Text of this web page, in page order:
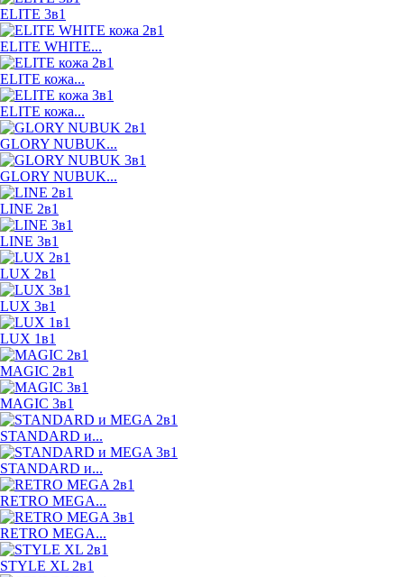
ELITE 3в1
ELITE WHITE...
ELITE кожа...
ELITE кожа...
GLORY NUBUK...
GLORY NUBUK...
LINE 2в1
LINE 3в1
LUX 2в1
LUX 3в1
LUX 1в1
MAGIC 2в1
MAGIC 3в1
STANDARD и...
STANDARD и...
RETRO MEGA...
RETRO MEGA...
STYLE XL 2в1